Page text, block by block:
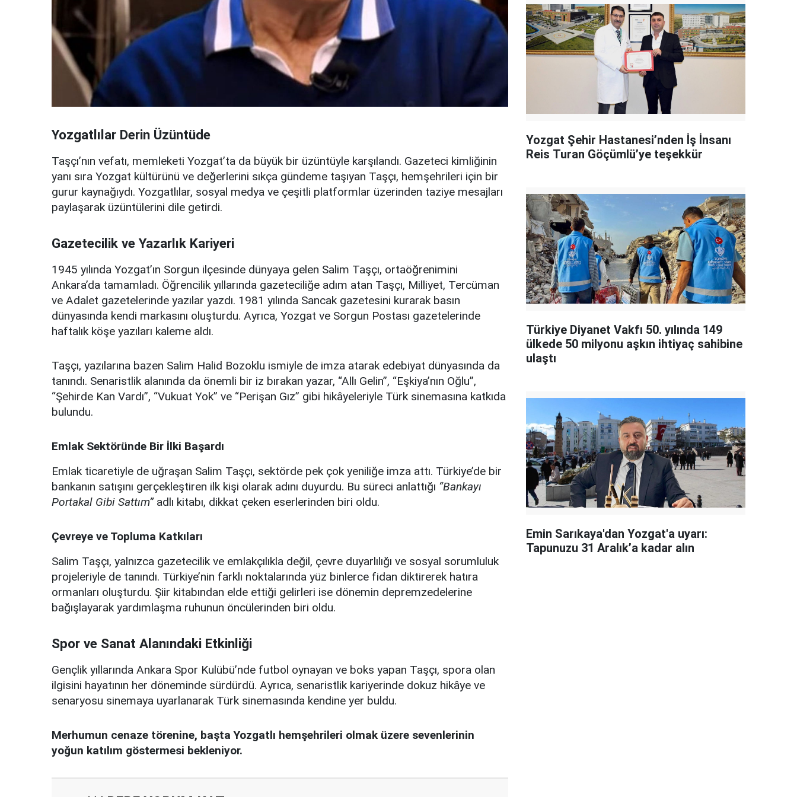
Yozgatlılar Derin Üzüntüde
Taşçı’nın vefatı, memleketi Yozgat’ta da büyük bir üzüntüyle karşılandı. Gazeteci kimliğinin
yanı sıra Yozgat kültürünü ve değerlerini sıkça gündeme taşıyan Taşçı, hemşehrileri için bir
gurur kaynağıydı. Yozgatlılar, sosyal medya ve çeşitli platformlar üzerinden taziye mesajları
paylaşarak üzüntülerini dile getirdi.
Gazetecilik ve Yazarlık Kariyeri
1945 yılında Yozgat’ın Sorgun ilçesinde dünyaya gelen Salim Taşçı, ortaöğrenimini
Ankara’da tamamladı. Öğrencilik yıllarında gazeteciliğe adım atan Taşçı, Milliyet, Tercüman
ve Adalet gazetelerinde yazılar yazdı. 1981 yılında Sancak gazetesini kurarak basın
dünyasında kendi markasını oluşturdu. Ayrıca, Yozgat ve Sorgun Postası gazetelerinde
haftalık köşe yazıları kaleme aldı.
Taşçı, yazılarına bazen Salim Halid Bozoklu ismiyle de imza atarak edebiyat dünyasında da
tanındı. Senaristlik alanında da önemli bir iz bırakan yazar, “Allı Gelin”, “Eşkiya’nın Oğlu”,
“Şehirde Kan Vardı”, “Vukuat Yok” ve “Perişan Gız” gibi hikâyeleriyle Türk sinemasına katkıda
bulundu.
Emlak Sektöründe Bir İlki Başardı
Emlak ticaretiyle de uğraşan Salim Taşçı, sektörde pek çok yeniliğe imza attı. Türkiye’de bir
bankanın satışını gerçekleştiren ilk kişi olarak adını duyurdu. Bu süreci anlattığı “Bankayı
Portakal Gibi Sattım”adlı kitabı, dikkat çeken eserlerinden biri oldu.
Çevreye ve Topluma Katkıları
Salim Taşçı, yalnızca gazetecilik ve emlakçılıkla değil, çevre duyarlılığı ve sosyal sorumluluk
projeleriyle de tanındı. Türkiye’nin farklı noktalarında yüz binlerce fidan diktirerek hatıra
ormanları oluşturdu. Şiir kitabından elde ettiği gelirleri ise dönemin depremzedelerine
bağışlayarak yardımlaşma ruhunun öncülerinden biri oldu.
Spor ve Sanat Alanındaki Etkinliği
Gençlik yıllarında Ankara Spor Kulübü’nde futbol oynayan ve boks yapan Taşçı, spora olan
ilgisini hayatının her döneminde sürdürdü. Ayrıca, senaristlik kariyerinde dokuz hikâye ve
senaryosu sinemaya uyarlanarak Türk sinemasında kendine yer buldu.
Merhumun cenaze törenine, başta Yozgatlı hemşehrileri olmak üzere sevenlerinin
yoğun katılım göstermesi bekleniyor.
Yozgat Şehir Hastanesi’nden İş İnsanı
Reis Turan Göçümlü’ye teşekkür
Türkiye Diyanet Vakfı 50. yılında 149
ülkede 50 milyonu aşkın ihtiyaç sahibine
ulaştı
Emin Sarıkaya'dan Yozgat'a uyarı:
Tapunuzu 31 Aralık’a kadar alın